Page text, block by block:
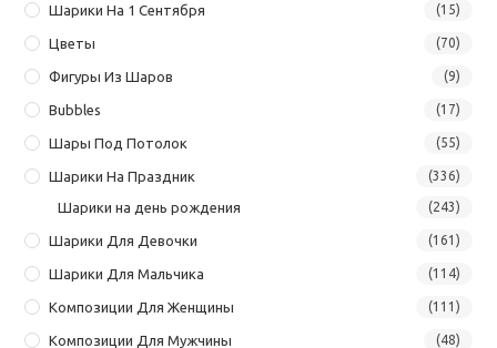
Шарики На 1 Сентября (15)
Цветы (70)
Фигуры Из Шаров (9)
Bubbles (17)
Шары Под Потолок (55)
Шарики На Праздник (336)
Шарики на день рождения (243)
Шарики Для Девочки (161)
Шарики Для Мальчика (114)
Композиции Для Женщины (111)
Композиции Для Мужчины (48)